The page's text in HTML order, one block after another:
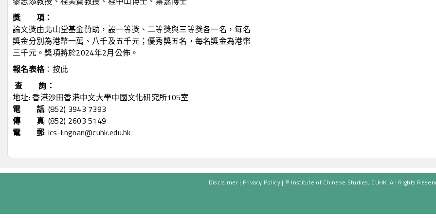
獎 項：
論文獎由北山堂基金贊助，設一等獎、二等獎與三等獎各一名，每名
獎金分別為港幣一萬、八千及五千元；優秀獎五名，每名獎金為港幣
三千元。獎項將於2024年2月公佈。
報名表格： 按此
查 詢：
地址: 香港沙田香港中文大學中國文化研究所105室
電 話: (852) 3943 7393
傳 真: (852) 2603 5149
電 郵: ics-lingnan@cuhk.edu.hk
Disclaimer| Privacy Policy| © Institute of Chinese Studies, CUHK. All Rights